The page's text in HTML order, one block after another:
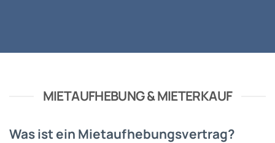
MIETAUFHEBUNG & MIETERKAUF
Was ist ein Mietaufhebungsvertrag?